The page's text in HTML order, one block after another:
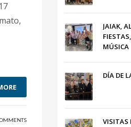
JAIAK,
MÚSICA
DÍA DE
VISITAS